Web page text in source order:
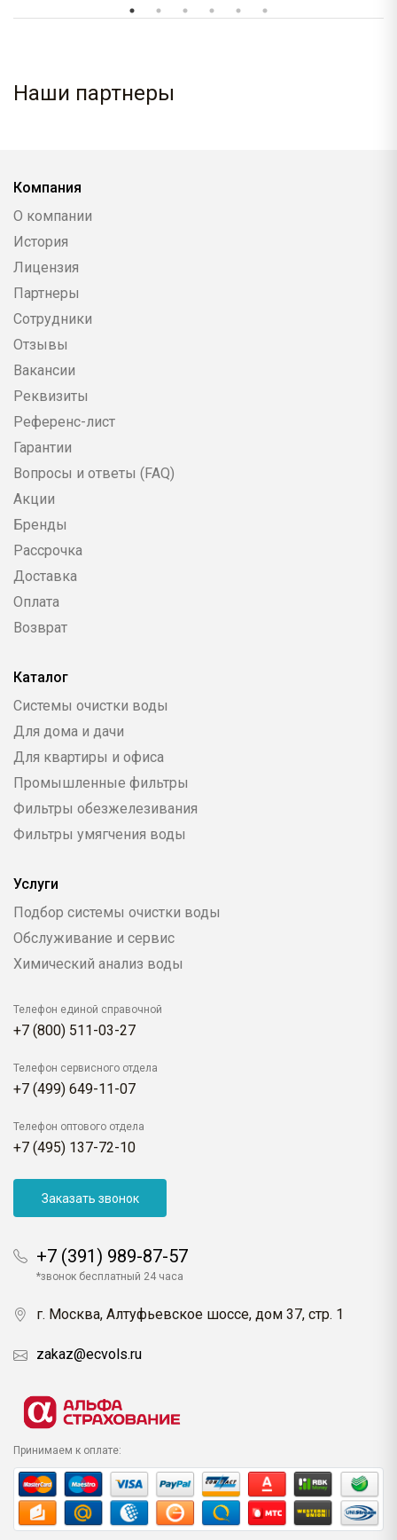
Наши партнеры
Компания
О компании
История
Лицензия
Партнеры
Сотрудники
Отзывы
Вакансии
Реквизиты
Референс-лист
Гарантии
Вопросы и ответы (FAQ)
Акции
Бренды
Рассрочка
Доставка
Оплата
Возврат
Каталог
Системы очистки воды
Для дома и дачи
Для квартиры и офиса
Промышленные фильтры
Фильтры обезжелезивания
Фильтры умягчения воды
Услуги
Подбор системы очистки воды
Обслуживание и сервис
Химический анализ воды
Телефон единой справочной
+7 (800) 511-03-27
Телефон сервисного отдела
+7 (499) 649-11-07
Телефон оптового отдела
+7 (495) 137-72-10
Заказать звонок
+7 (391) 989-87-57
*звонок бесплатный 24 часа
г. Москва, Алтуфьевское шоссе, дом 37, стр. 1
zakaz@ecvols.ru
Принимаем к оплате: